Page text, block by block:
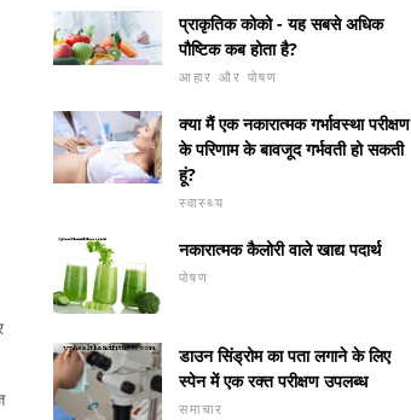
प्राकृतिक कोको - यह सबसे अधिक
पौष्टिक कब होता है?
आहार और पोषण
क्या मैं एक नकारात्मक गर्भावस्था परीक्षण
के परिणाम के बावजूद गर्भवती हो सकती
हूं?
स्वास्थ्य
नकारात्मक कैलोरी वाले खाद्य पदार्थ
पोषण
डाउन सिंड्रोम का पता लगाने के लिए
स्पेन में एक रक्त परीक्षण उपलब्ध
समाचार